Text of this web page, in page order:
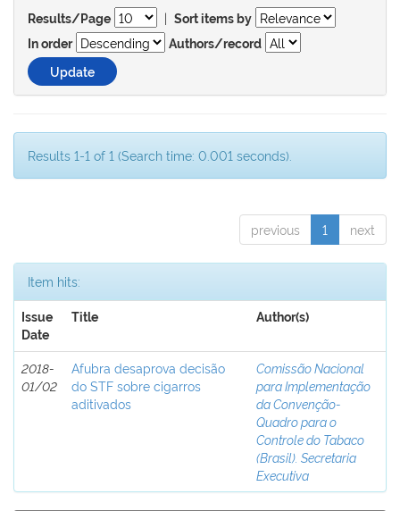
Results/Page | Sort items by
In order
Authors/record
Results 1-1 of 1 (Search time: 0.001 seconds).
previous 1 next
Item hits:
Issue
Date
Title Author(s)
2018-
01/02
Afubra desaprova decisão
do STF sobre cigarros
aditivados
Comissão Nacional
para Implementação
da Convenção-
Quadro para o
Controle do Tabaco
(Brasil). Secretaria
Executiva